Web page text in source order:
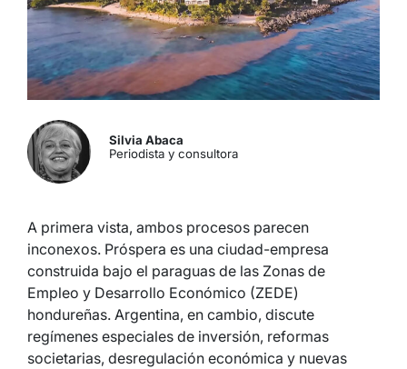
Silvia Abaca
Periodista y consultora
A primera vista, ambos procesos parecen
inconexos. Próspera es una ciudad-empresa
construida bajo el paraguas de las Zonas de
Empleo y Desarrollo Económico (ZEDE)
hondureñas. Argentina, en cambio, discute
regímenes especiales de inversión, reformas
societarias, desregulación económica y nuevas